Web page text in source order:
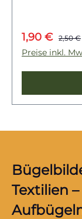
oder als
einsetzbare
trendigen
1,90 € 2,50 €
Preise inkl.
Textilien